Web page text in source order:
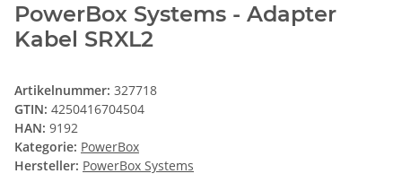
PowerBox Systems - Adapter
Kabel SRXL2
Artikelnummer: 327718
GTIN: 4250416704504
HAN: 9192
Kategorie: PowerBox
Hersteller: PowerBox Systems